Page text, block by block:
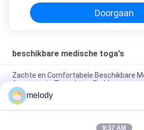
Doorgaan
beschikbare medische toga's
Zachte en Comfortabele Beschikbare
Aangepaste Toegelaten Embleemoem
De niet Geweven Beschikbare
Beschikbare Veiligheid die Antistof
melody
9:37 AM